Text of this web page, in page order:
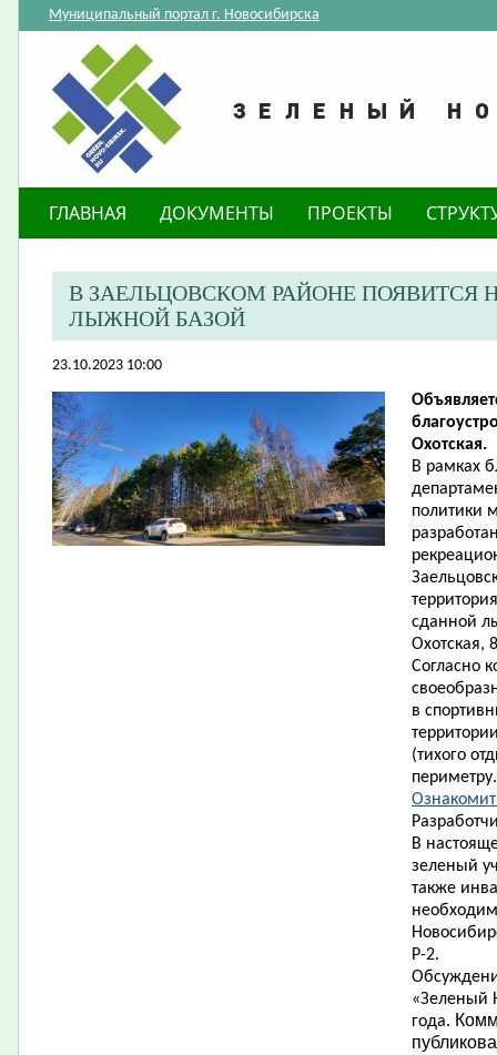
Муниципальный портал г. Новосибирска
ГЛАВНАЯ ДОКУМЕНТЫ ПРОЕКТЫ
В ЗАЕЛЬЦОВСКОМ РАЙОНЕ ПОЯВИТСЯ
ЛЫЖНОЙ БАЗОЙ
23.10.2023 10:00
Охотская.
В рамках
политики
сданной
Охотская,
Согласно
в
(тихого
периметру.
В
зеленый
также
Р-2.
«Зеленый
года.